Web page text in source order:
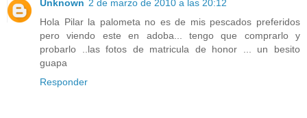
Unknown 2 de marzo de 2010 a las 20:12
Hola Pilar la palometa no es de mis pescados preferidos
pero viendo este en adoba... tengo que comprarlo y
probarlo ..las fotos de matricula de honor ... un besito
guapa
Responder